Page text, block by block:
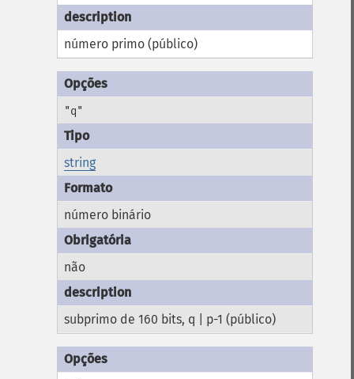
número primo (público)
"q"
string
número binário
não
subprimo de 160 bits, q | p-1 (público)